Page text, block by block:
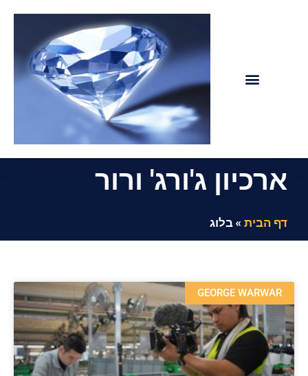
ארכיון ג'ורג' ורור
דף הבית »בלוג
GEORGE WARWAR